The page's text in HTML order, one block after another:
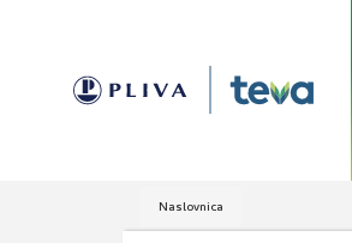
Naslovnica